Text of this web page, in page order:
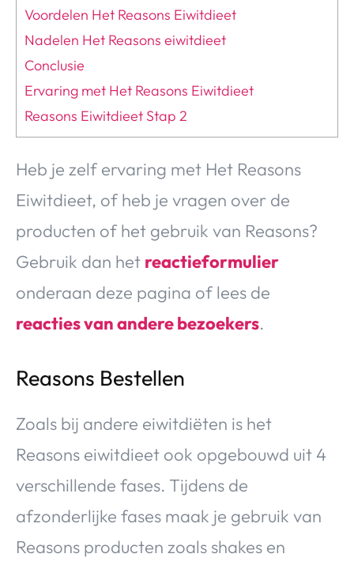
Voordelen Het Reasons Eiwitdieet
Nadelen Het Reasons eiwitdieet
Conclusie
Ervaring met Het Reasons Eiwitdieet
Reasons Eiwitdieet Stap 2
Heb je zelf ervaring met Het Reasons
Eiwitdieet, of heb je vragen over de
producten of het gebruik van Reasons?
Gebruik dan het reactieformulier
onderaan deze pagina of lees de
reacties van andere bezoekers.
Reasons Bestellen
Zoals bij andere eiwitdiëten is het
Reasons eiwitdieet ook opgebouwd uit 4
verschillende fases. Tijdens de
afzonderlijke fases maak je gebruik van
Reasons producten zoals shakes en